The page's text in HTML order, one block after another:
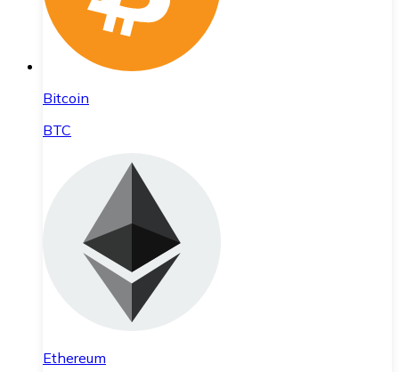
Bitcoin
BTC
Ethereum